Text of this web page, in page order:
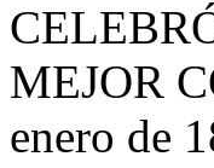
MEJOR
enero de